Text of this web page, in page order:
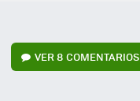
VER8 COMENTARIOS